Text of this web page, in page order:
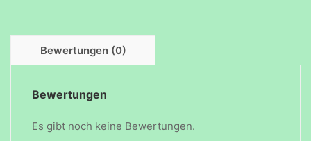
Bewertungen (0)
Bewertungen
Es gibt noch keine Bewertungen.